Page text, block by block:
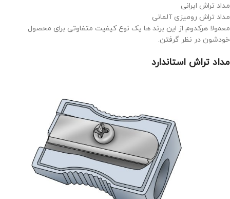
مداد تراش ایرانی
مداد تراش رومیزی آلمانی
معمولا هرکدوم از این برند ها یک نوع کیفیت متفاوتی برای محصول
خودشون در نظر گرفتن.
مداد تراش استاندارد